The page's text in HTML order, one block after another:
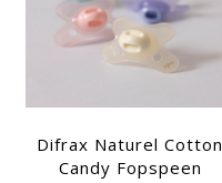
Difrax Naturel Cotton
Candy Fopspeen